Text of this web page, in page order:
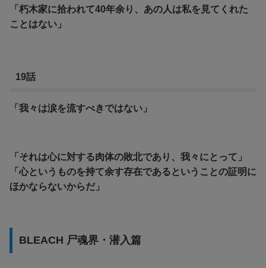
「朽木家に拾われて40年余り、あの人は私を見てくれた
ことはない」
19話
「我々は涙を流すべきではない」
「それは心に対する肉体の敗北であり、我々にとって」
「心というものを持て余す存在であるということの証明に
ほかならないからだ」
BLEACH 尸魂界・潜入篇